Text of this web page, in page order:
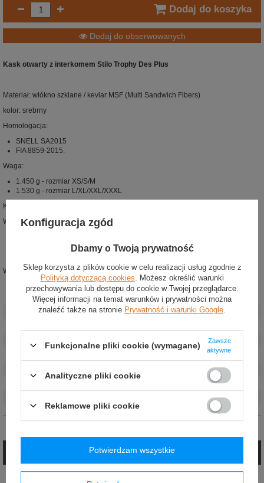
Dodaj do koszyka
Dodaj do obserwowanych
Kask otwarty z interkomem Stilo Trophy Des Plus
Materiał: włókno szklane / kevlar MSF (Multi Sandwich Fibers)
kolor: srebrny
Homologacja:
SNELL SA2015
FIA 8859-2015.
Waga:
1.450 g - rozmiar XS/S/M
1.530 g - rozmiar L/XL/XXL/XXXL
Kask z wbudowanym interkomem klasy WRC:
W skład interkomu wchodzą:
mikrofon dynamiczny z redukcją szumów
zintegrowany wtyk interkomu
Wyposażony w klipsyHANS.
Stan:
Nowy
Kategoria:
Kaski
Grupa wiekowa
Dorośli
Konfiguracja zgód
Dbamy o Twoją prywatność
Sklep korzysta z plików cookie w celu realizacji usług zgodnie z
Polityką dotyczącą cookies . Możesz określić warunki
przechowywania lub dostępu do cookie w Twojej przeglądarce.
Więcej informacji na temat warunków i prywatności można
znaleźć także na stronie Prywatność i warunki Google
Funkcjonalne pliki cookie (wymagane)
Zawsze
aktywne
Analityczne pliki cookie
Reklamowe pliki cookie
Potwierdzam wszystkie